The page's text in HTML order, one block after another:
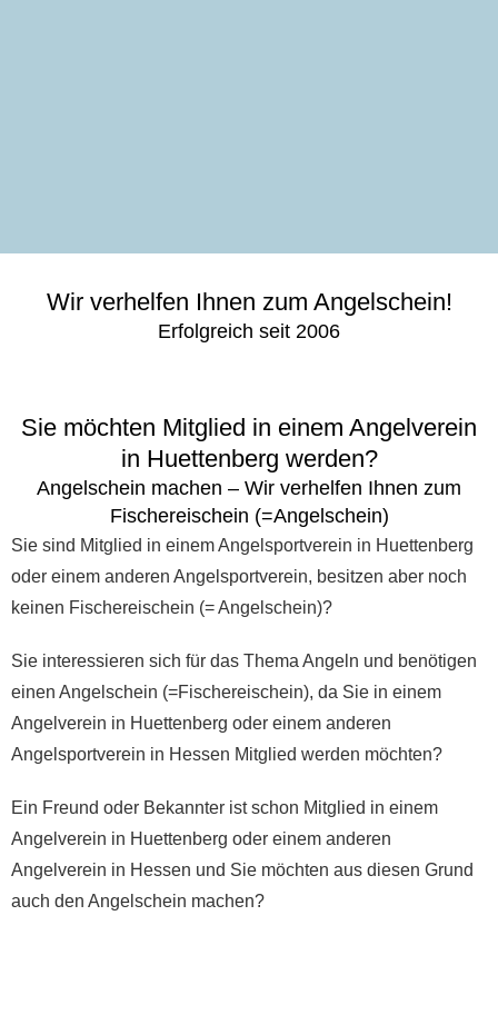
Wir verhelfen Ihnen zum Angelschein!
Erfolgreich seit 2006
Sie möchten Mitglied in einem Angelverein
in Huettenberg werden?
Angelschein machen – Wir verhelfen Ihnen zum
Fischereischein (=Angelschein)
Sie sind Mitglied in einem Angelsportverein in Huettenberg
oder einem anderen Angelsportverein, besitzen aber noch
keinen Fischereischein (= Angelschein)?
Sie interessieren sich für das Thema Angeln und benötigen
einen Angelschein (=Fischereischein), da Sie in einem
Angelverein in Huettenberg oder einem anderen
Angelsportverein in Hessen Mitglied werden möchten?
Ein Freund oder Bekannter ist schon Mitglied in einem
Angelverein in Huettenberg oder einem anderen
Angelverein in Hessen und Sie möchten aus diesen Grund
auch den Angelschein machen?